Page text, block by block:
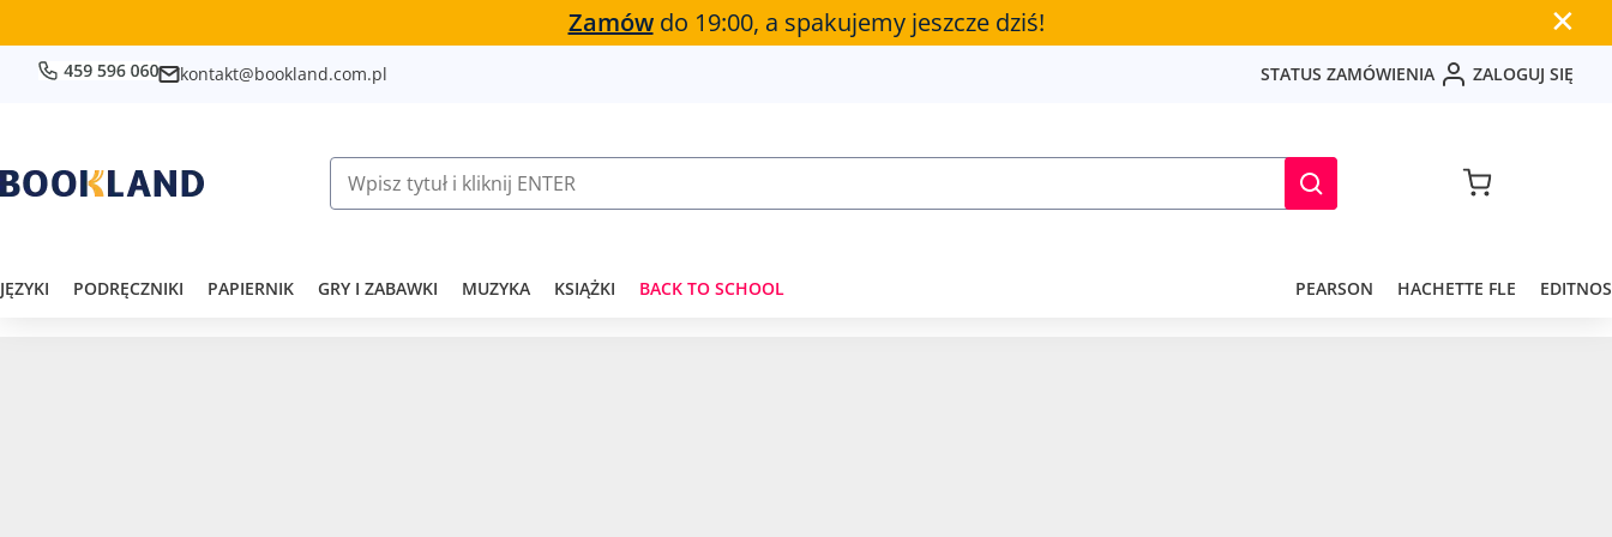
Zamówdo 19:00, a spakujemy jeszcze dziś! ✕
kontakt@bookland.com.pl STATUS ZAMÓWIENIA ZALOGUJ SIĘ
JĘZYKI PODRĘCZNIKI PAPIERNIK GRY I ZABAWKI MUZYKA KSIĄŻKI BACK TO SCHOOL PEARSON HACHETTE FLE EDITNOS